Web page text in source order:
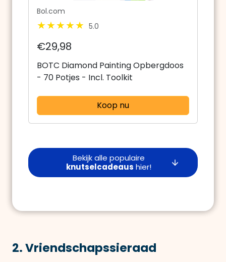
Bol.com
5.0
€29,98
BOTC Diamond Painting Opbergdoos
- 70 Potjes - Incl. Toolkit
Koop nu
Bekijk alle populaire
knutselcadeaus hier!
2. Vriendschapssieraad